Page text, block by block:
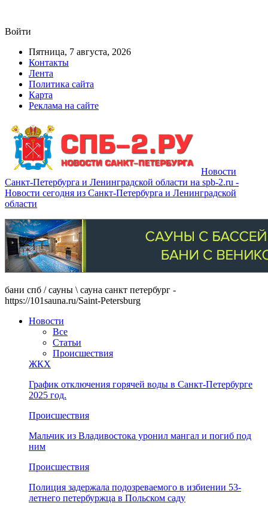
Войти
Пятница, 7 августа, 2026
Контакты
Лента
Политика сайта
Карта
Реклама на сайте
Новости
Санкт-Петербурга и Ленинградской области на spb-2.ru -
Новости сегодня из Санкт-Петербурга и Ленинградской
области
бани спб / сауны \ сауна санкт петербург -
https://101sauna.ru/Saint-Petersburg
Новости
Все
Статьи
Происшествия
ЖКХ
График отключения горячей воды в Санкт-Петербурге
2025 год.
Происшествия
Мальчик из Владивостока уронил мангал и погиб под
ним
Происшествия
Полиция задержала подозреваемого в избиении 53-
летнего петербуржца в Польском саду